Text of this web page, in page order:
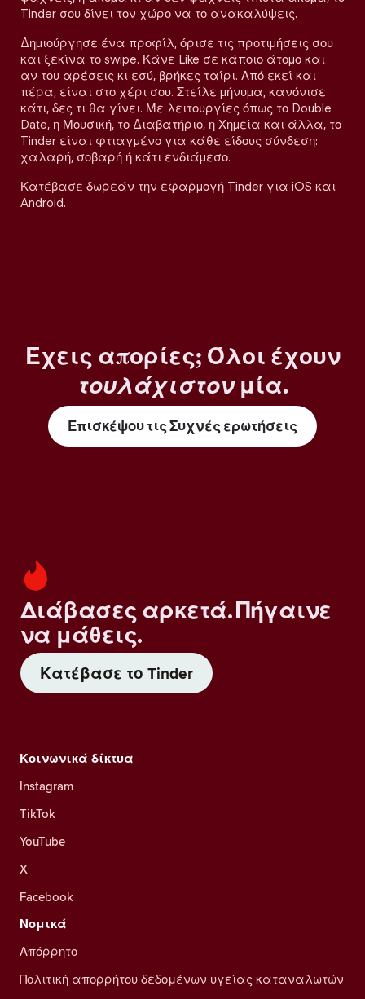
Tinder σου δίνει τον χώρο να το ανακαλύψεις.
Δημιούργησε ένα προφίλ, όρισε τις προτιμήσεις σου
και ξεκίνα το swipe. Κάνε Like σε κάποιο άτομο και
αν του αρέσεις κι εσύ, βρήκες ταίρι. Από εκεί και
πέρα, είναι στο χέρι σου. Στείλε μήνυμα, κανόνισε
κάτι, δες τι θα γίνει. Με λειτουργίες όπως το Double
Date, η Μουσική, το Διαβατήριο, η Χημεία και άλλα, το
Tinder είναι φτιαγμένο για κάθε είδους σύνδεση:
χαλαρή, σοβαρή ή κάτι ενδιάμεσο.
Κατέβασε δωρεάν την εφαρμογή Tinder για iOS και
Android.
Έχεις απορίες; Όλοι έχουν
τουλάχιστονμία.
Επισκέψου τις Συχνές ερωτήσεις
Διάβασες αρκετά. Πήγαινε
να μάθεις.
Κατέβασε το Tinder
Κοινωνικά δίκτυα
Instagram
TikTok
YouTube
X
Facebook
Νομικά
Απόρρητο
Πολιτική απορρήτου δεδομένων υγείας καταναλωτών